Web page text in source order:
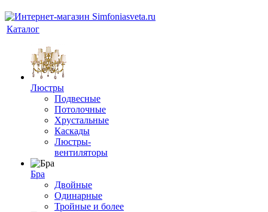
Каталог
Люстры
Подвесные
Потолочные
Хрустальные
Каскады
Люстры-
вентиляторы
Бра
Двойные
Одинарные
Тройные и более